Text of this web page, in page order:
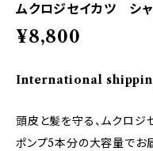
ムクロジセイカツ シ
¥8,800
International
頭皮と髪を守る、ムクロジ
ポンプ5本分の大容量でお